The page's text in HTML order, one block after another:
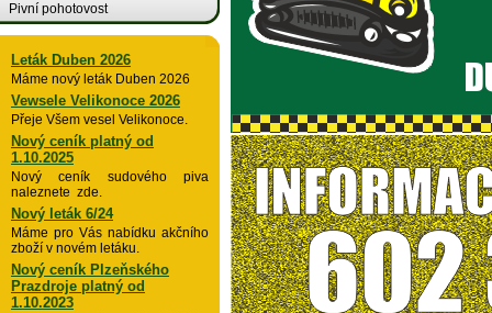
Pivní pohotovost
Leták Duben 2026
Máme nový leták Duben 2026
Vewsele Velikonoce 2026
Přeje Všem vesel Velikonoce.
Nový ceník platný od
1.10.2025
Nový ceník sudového piva
naleznete zde.
Nový leták 6/24
Máme pro Vás nabídku akčního
zboží v novém letáku.
Nový ceník Plzeňského
Prazdroje platný od
1.10.2023